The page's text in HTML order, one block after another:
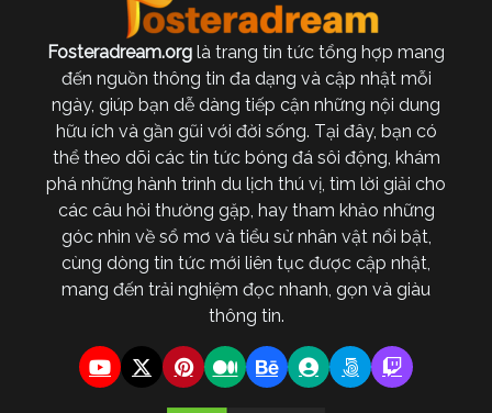
Fosteradream.org là trang tin tức tổng hợp mang
đến nguồn thông tin đa dạng và cập nhật mỗi
ngày, giúp bạn dễ dàng tiếp cận những nội dung
hữu ích và gần gũi với đời sống. Tại đây, bạn có
thể theo dõi các tin tức bóng đá sôi động, khám
phá những hành trình du lịch thú vị, tìm lời giải cho
các câu hỏi thường gặp, hay tham khảo những
góc nhìn về sổ mơ và tiểu sử nhân vật nổi bật,
cùng dòng tin tức mới liên tục được cập nhật,
mang đến trải nghiệm đọc nhanh, gọn và giàu
thông tin.